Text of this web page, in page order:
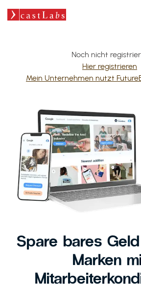
Noch nicht
Hier registrieren
Mein Unternehmen nutzt
Spare bares
Marken